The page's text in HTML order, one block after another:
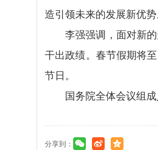
造引领未来的发展新优势
李强强调，面对新
干出政绩。春节假期将
节日。
国务院全体会议组
分享到：